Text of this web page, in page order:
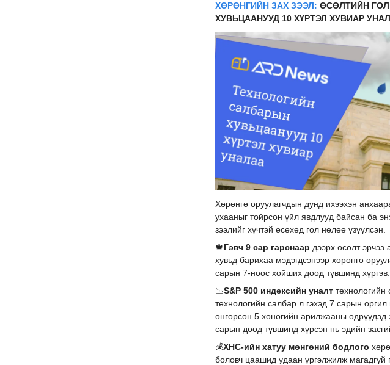
ХӨРӨНГИЙН ЗАХ ЗЭЭЛ: ӨСӨЛТИЙН
ХУВЬЦААНУУД 10 ХҮРТЭЛ ХУВИАР
Хөрөнгө оруулагчдын дунд ихээхэн
ухааныг тойрсон үйл явдлууд байсан ба
зээлийг хүчтэй өсөхөд гол нөлөө үзүүлсэн.
🍁Гэвч 9 сар гарснаар дээрх өсөлт
хувьд барихаа мэдэгдсэнээр хөрөнгө
сарын 7-ноос хойших доод түвшинд хүргэв.
📉S&P 500 индексийн уналт технологийн
технологийн салбар л гэхэд 7 сарын
өнгөрсөн 5 хоногийн арилжааны өдрүүдэд
сарын доод түвшинд хүрсэн нь эдийн
💰ХНС-ийн хатуу мөнгөний бодлого
боловч цаашид удаан үргэлжилж магадгүй